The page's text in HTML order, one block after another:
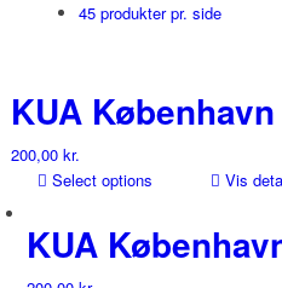
45 produkter pr. side
KUA København
200,00 kr.
Select options
Vis
KUA